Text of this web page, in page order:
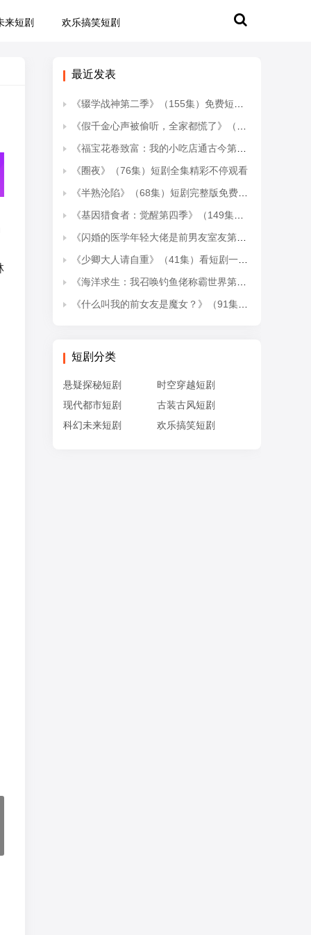
来短剧 欢乐搞笑短剧
最近发表
《辍学战神第二季》（155集）免费短剧全集一看到爽
《假千金心声被偷听，全家都慌了》（103集）短剧全集精彩不容错过
《福宝花卷致富：我的小吃店通古今第二季》（246集）精彩短剧在线看不停
《圈夜》（76集）短剧全集精彩不停观看
《半熟沦陷》（68集）短剧完整版免费在线赏
《基因猎食者：觉醒第四季》（149集）免费短剧随时随心看
《闪婚的医学年轻大佬是前男友室友第五季》（87集）短剧全集在线追个够
《少卿大人请自重》（41集）看短剧一集不落追到底
《海洋求生：我召唤钓鱼佬称霸世界第一季》（151集）全集短剧免费在线看海洋
《什么叫我的前女友是魔女？》（91集）短剧精彩剧情在线追看
短剧分类
悬疑探秘短剧
时空穿越短剧
现代都市短剧
古装古风短剧
科幻未来短剧
欢乐搞笑短剧